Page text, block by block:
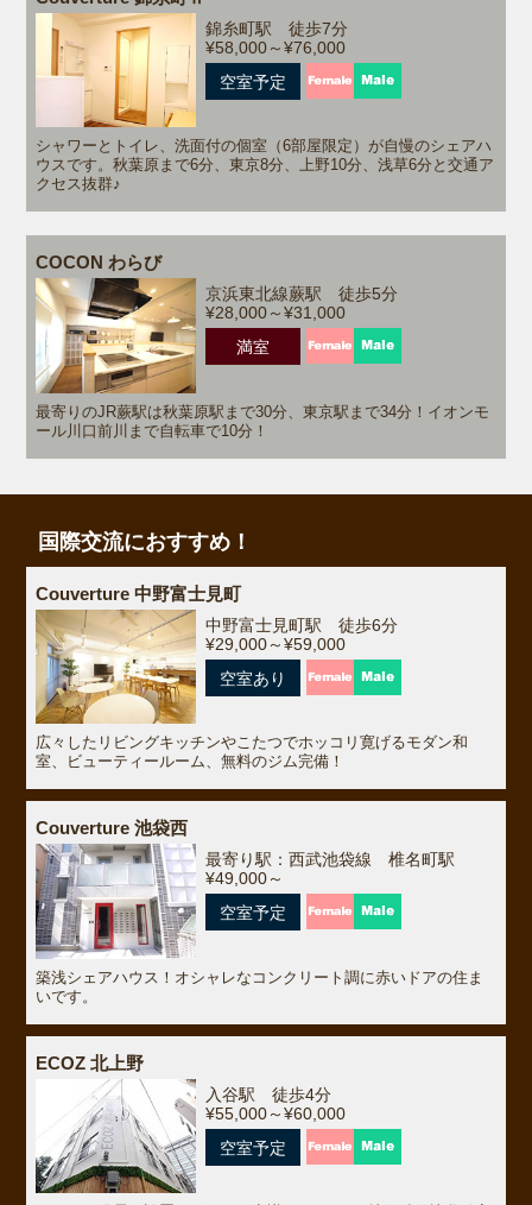
錦糸町駅 徒歩7分
¥58,000～¥76,000
空室予定
シャワーとトイレ、洗面付の個室（6部屋限定）が自慢のシェアハ
ウスです。秋葉原まで6分、東京8分、上野10分、浅草6分と交通ア
クセス抜群♪
COCON わらび
京浜東北線蕨駅 徒歩5分
¥28,000～¥31,000
満室
最寄りのJR蕨駅は秋葉原駅まで30分、東京駅まで34分！イオンモ
ール川口前川まで自転車で10分！
国際交流におすすめ！
Couverture 中野富士見町
中野富士見町駅 徒歩6分
¥29,000～¥59,000
空室あり
広々したリビングキッチンやこたつでホッコリ寛げるモダン和
室、ビューティールーム、無料のジム完備！
Couverture 池袋西
最寄り駅：西武池袋線 椎名町駅
¥49,000～
空室予定
築浅シェアハウス！オシャレなコンクリート調に赤いドアの住ま
いです。
ECOZ 北上野
入谷駅 徒歩4分
¥55,000～¥60,000
空室予定